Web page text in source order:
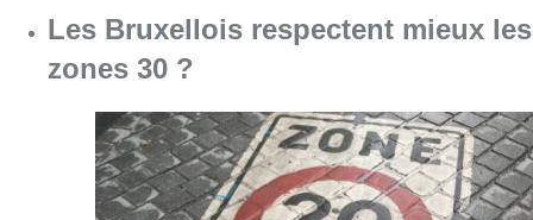
Les Bruxellois respectent mieux les
zones 30 ?